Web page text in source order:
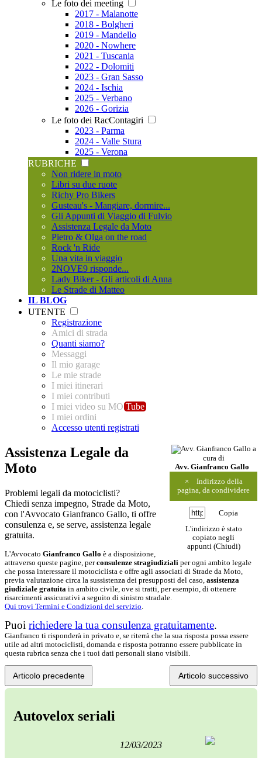
Le foto dei meeting
2017 - Malanotte
2018 - Bolgheri
2019 - Mandello
2020 - Nowhere
2021 - Tuscania
2022 - Dolomiti
2023 - Gran Sasso
2024 - Ischia
2025 - Verbano
2026 - Gorizia
Le foto dei RacContagiri
2023 - Parma
2024 - Valle Stura
2025 - Verona
RUBRICHE
Non ridere in moto
Libri su due ruote
Richy Pro Bikers
Gusteau's - Mangiare, dormire...
Gli Appunti di Viaggio di Fulvio
Assistenza Legale da Moto
Pietro & Olga on the road
Rock 'n Ride
Una vita in viaggio
2NOVE9 risponde...
Lady Biker - Gli articoli di Anna
Le Strade di Matteo
IL BLOG
UTENTE
Registrazione
Amici di strada
Quanti siamo?
Messaggi
Il mio garage
Le mie strade
I miei itinerari
I miei contributi
I miei video su MO Tube
I miei ordini
Accesso utenti registrati
a
cura di
Avv. Gianfranco Gallo
×
Indirizzo della
pagina, da condividere
Copia
L'indirizzo è stato
copiato negli
appunti (Chiudi)
Assistenza Legale da
Moto
Problemi legali da motociclisti?
Chiedi senza impegno, Strade da Moto,
con l'Avvocato Gianfranco Gallo, ti offre
consulenza e, se serve, assistenza legale
gratuita.
L'Avvocato Gianfranco Gallo è a disposizione,
attraverso queste pagine, perconsulenze stragiudiziali per ogni ambito legale
che possa interessare il motociclista e offre agli associati di Strade da Moto,
previa valutazione circa la sussistenza dei presupposti del caso, assistenza
giudiziale gratuita in ambito civile, ove si tratti, per esempio, di ottenere
risarcimenti assicurativi a seguito di sinistro stradale.
Qui trovi Termini e Condizioni del servizio.
Puoi richiedere la tua consulenza gratuitamente.
Gianfranco ti risponderà in privato e, se riterrà che la sua risposta possa essere
utile ad altri motociclisti, domanda e risposta potranno essere pubblicate in
questa rubrica senza che i tuoi dati personali siano visibili.
Articolo precedente Articolo successivo
Autovelox seriali
12/03/2023